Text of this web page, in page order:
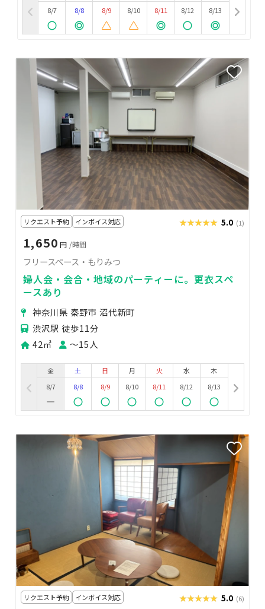
8/7
8/8
8/9
8/10
8/11
8/12
8/13
リクエスト予約 インボイス対応 ★★★★★
★★★★★ 5.0 (1)
1,650 円 /時間
フリースペース・もりみつ
婦人会・会合・地域のパーティーに。更衣スペ
ースあり
神奈川県 秦野市 沼代新町
渋沢駅 徒歩11分
42㎡
〜15人
金
8/7
土
8/8
日
8/9
月
8/10
火
8/11
水
8/12
木
8/13
リクエスト予約 インボイス対応 ★★★★★
★★★★★ 5.0 (6)